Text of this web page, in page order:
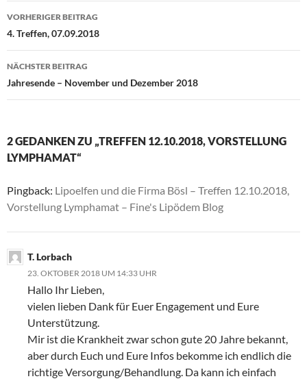
Beitragsnavigation
VORHERIGER BEITRAG
4. Treffen, 07.09.2018
NÄCHSTER BEITRAG
Jahresende – November und Dezember 2018
2 GEDANKEN ZU „TREFFEN 12.10.2018, VORSTELLUNG
LYMPHAMAT“
Pingback: Lipoelfen und die Firma Bösl – Treffen 12.10.2018,
Vorstellung Lymphamat – Fine's Lipödem Blog
T. Lorbach
23. OKTOBER 2018 UM 14:33 UHR
Hallo Ihr Lieben,
vielen lieben Dank für Euer Engagement und Eure
Unterstützung.
Mir ist die Krankheit zwar schon gute 20 Jahre bekannt,
aber durch Euch und Eure Infos bekomme ich endlich die
richtige Versorgung/Behandlung. Da kann ich einfach